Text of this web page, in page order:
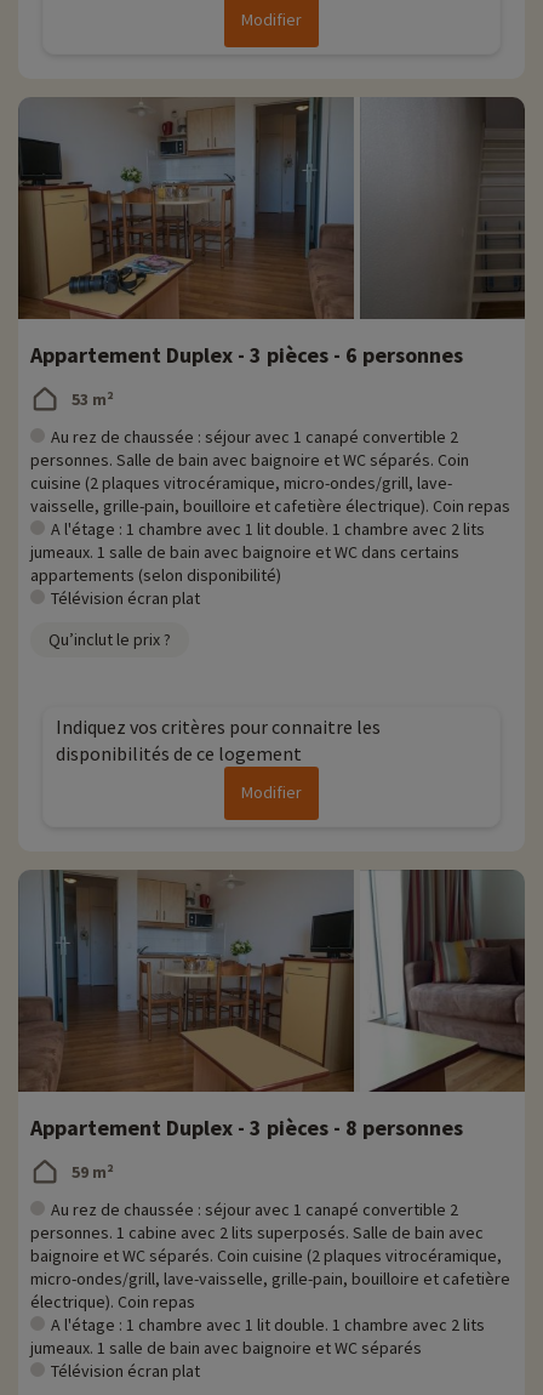
Modifier
Appartement Duplex - 3 pièces - 6 personnes
53 m²
Au rez de chaussée : séjour avec 1 canapé convertible 2
personnes. Salle de bain avec baignoire et WC séparés. Coin
cuisine (2 plaques vitrocéramique, micro-ondes/grill, lave-
vaisselle, grille-pain, bouilloire et cafetière électrique). Coin repas
A l'étage : 1 chambre avec 1 lit double. 1 chambre avec 2 lits
jumeaux. 1 salle de bain avec baignoire et WC dans certains
appartements (selon disponibilité)
Télévision écran plat
Qu’inclut le prix ?
Indiquez vos critères pour connaitre les
disponibilités de ce logement
Modifier
Appartement Duplex - 3 pièces - 8 personnes
59 m²
Au rez de chaussée : séjour avec 1 canapé convertible 2
personnes. 1 cabine avec 2 lits superposés. Salle de bain avec
baignoire et WC séparés. Coin cuisine (2 plaques vitrocéramique,
micro-ondes/grill, lave-vaisselle, grille-pain, bouilloire et cafetière
électrique). Coin repas
A l'étage : 1 chambre avec 1 lit double. 1 chambre avec 2 lits
jumeaux. 1 salle de bain avec baignoire et WC séparés
Télévision écran plat